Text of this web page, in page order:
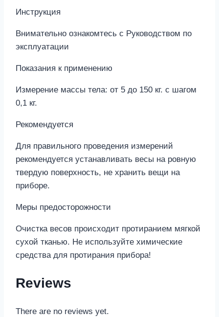
Инструкция
Внимательно ознакомтесь с Руководством по
эксплуатации
Показания к применению
Измерение массы тела: от 5 до 150 кг. с шагом
0,1 кг.
Рекомендуется
Для правильного проведения измерений
рекомендуется устанавливать весы на ровную
твердую поверхность, не хранить вещи на
приборе.
Меры предосторожности
Очистка весов происходит протиранием мягкой
сухой тканью. Не используйте химические
средства для протирания прибора!
Reviews
There are no reviews yet.